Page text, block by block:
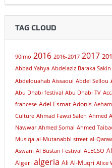
TAG CLOUD
90imo 2016 2016-2017 2017
Abbad Yahya Abdelaziz Baraka Sakin
Abdelouahab Aissaoui Abdel Sellou
Abu Dhabi festival Abu Dhabi TV
francese Adel Esmat Adonis
Culture Ahmad Fawzi Saleh Ahmed
Nawwar Ahmed Somai Ahmed
Musiqa al-Mutanabbi street al-
Aswani Al Bustan Festival ALECSO
Algeri algeria Ali Al-Muqri Alice